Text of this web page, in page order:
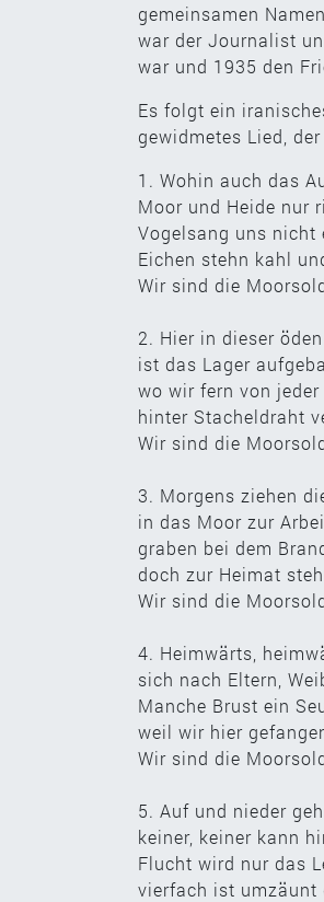
gemeinsamen
war der Journalist
war und 1935 den
Es folgt ein
gewidmetes Lied,
1. Wohin auch das
Moor und Heide nur
Vogelsang uns nicht
Eichen stehn kahl
Wir sind die
2. Hier in dieser
ist das Lager
wo wir fern von jeder
hinter Stacheldraht
Wir sind die
3. Morgens ziehen
in das Moor zur
graben bei dem
doch zur Heimat
Wir sind die
4. Heimwärts,
sich nach Eltern,
Manche Brust ein
weil wir hier
Wir sind die
5. Auf und nieder
keiner, keiner kann
Flucht wird nur das
vierfach ist umzäunt